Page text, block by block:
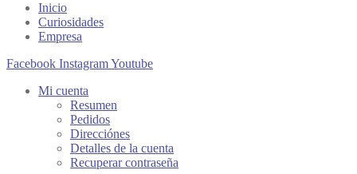
Inicio
Curiosidades
Empresa
Facebook InstagramYoutube
Mi cuenta
Resumen
Pedidos
Direcciónes
Detalles de la cuenta
Recuperar contraseña